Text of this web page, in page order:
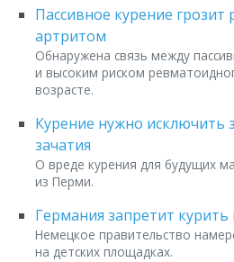
Пассивное курение
артритом
Обнаружена связь между
и высоким риском
возрасте.
Курение нужно исключить
зачатия
О вреде курения для будущих
из Перми.
Германия запретит курить
Немецкое правительство
на детских площадках.